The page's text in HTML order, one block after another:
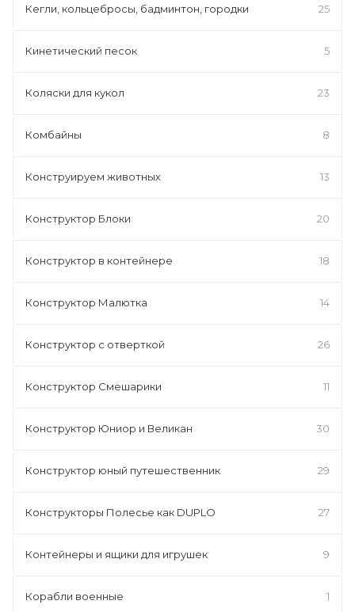
Кегли, кольцебросы, бадминтон, городки 25
Кинетический песок 5
Коляски для кукол 23
Комбайны 8
Конструируем животных 13
Конструктор Блоки 20
Конструктор в контейнере 18
Конструктор Малютка 14
Конструктор с отверткой 26
Конструктор Смешарики 11
Конструктор Юниор и Великан 30
Конструктор юный путешественник 29
Конструкторы Полесье как DUPLO 27
Контейнеры и ящики для игрушек 9
Корабли военные 1